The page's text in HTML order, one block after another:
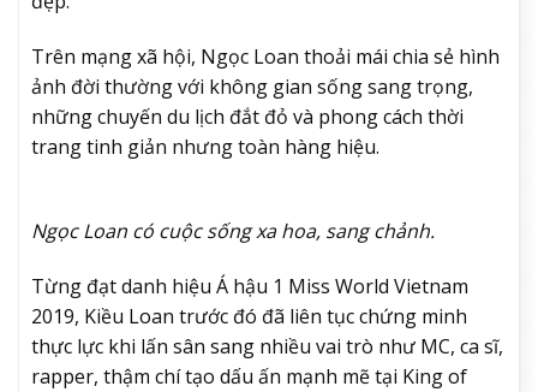
Trên mạng xã hội, Ngọc Loan thoải mái chia sẻ hình
ảnh đời thường với không gian sống sang trọng,
những chuyến du lịch đắt đỏ và phong cách thời
trang tinh giản nhưng toàn hàng hiệu.
Ngọc Loan có cuộc sống xa hoa, sang chảnh.
Từng đạt danh hiệu Á hậu 1 Miss World Vietnam
2019, Kiều Loan trước đó đã liên tục chứng minh
thực lực khi lấn sân sang nhiều vai trò như MC, ca sĩ,
rapper, thậm chí tạo dấu ấn mạnh mẽ tại King of